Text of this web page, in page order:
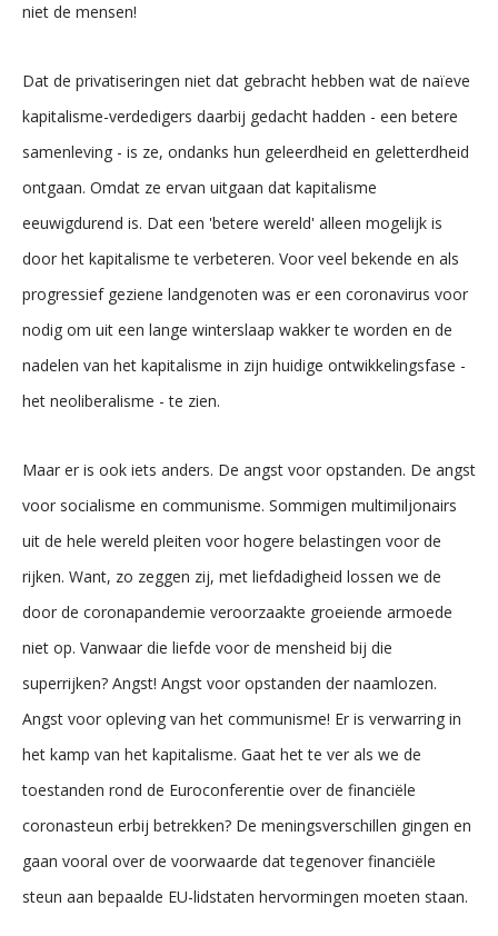
niet de mensen!
Dat de privatiseringen niet dat gebracht hebben wat de naïeve
kapitalisme-verdedigers daarbij gedacht hadden - een betere
samenleving - is ze, ondanks hun geleerdheid en geletterdheid
ontgaan. Omdat ze ervan uitgaan dat kapitalisme
eeuwigdurend is. Dat een 'betere wereld' alleen mogelijk is
door het kapitalisme te verbeteren. Voor veel bekende en als
progressief geziene landgenoten was er een coronavirus voor
nodig om uit een lange winterslaap wakker te worden en de
nadelen van het kapitalisme in zijn huidige ontwikkelingsfase -
het neoliberalisme - te zien.
Maar er is ook iets anders. De angst voor opstanden. De angst
voor socialisme en communisme. Sommigen multimiljonairs
uit de hele wereld pleiten voor hogere belastingen voor de
rijken. Want, zo zeggen zij, met liefdadigheid lossen we de
door de coronapandemie veroorzaakte groeiende armoede
niet op. Vanwaar die liefde voor de mensheid bij die
superrijken? Angst! Angst voor opstanden der naamlozen.
Angst voor opleving van het communisme! Er is verwarring in
het kamp van het kapitalisme. Gaat het te ver als we de
toestanden rond de Euroconferentie over de financiële
coronasteun erbij betrekken? De meningsverschillen gingen en
gaan vooral over de voorwaarde dat tegenover financiële
steun aan bepaalde EU-lidstaten hervormingen moeten staan.